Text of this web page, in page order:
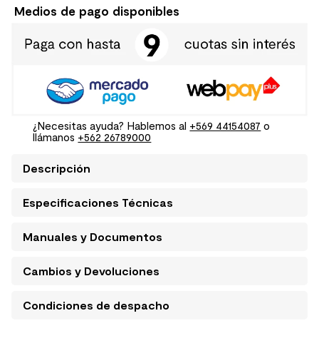
Medios de pago disponibles
¿Necesitas ayuda? Hablemos al +569 44154087 o
llámanos +562 26789000
Descripción
Especificaciones Técnicas
Manuales y Documentos
Cambios y Devoluciones
Condiciones de despacho